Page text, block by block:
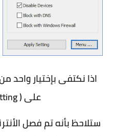
اذا نكتفى بإختيار واحد
على ( Apply Setting )
ستلاحظ بأنه تم فصل